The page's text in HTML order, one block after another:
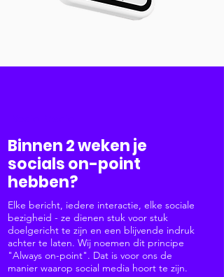
Binnen 2 weken je
socials on-point
hebben?
Elke bericht, iedere interactie, elke sociale
bezigheid - ze dienen stuk voor stuk
doelgericht te zijn en een blijvende indruk
achter te laten. Wij noemen dit principe
"Always on-point". Dat is voor ons de
manier waarop social media hoort te zijn.